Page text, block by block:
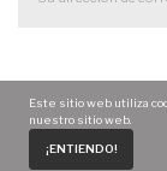
Home
Este sitio web utiliza
nuestro sitio web.
¡ENTIENDO!